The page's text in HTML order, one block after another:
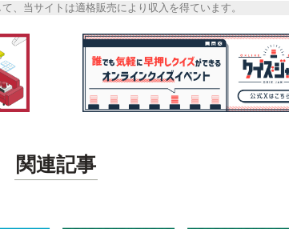
、当サイトは適格販売により収入を得ています。
関連記事